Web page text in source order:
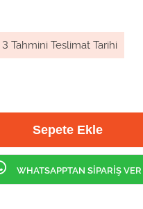
3 Tahmini Teslimat Tarihi
WHATSAPPTAN SİPARİŞ VER